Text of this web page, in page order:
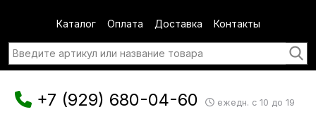
Каталог Оплата Доставка Контакты
+7 (929) 680-04-60 ежедн. с 10 до 19